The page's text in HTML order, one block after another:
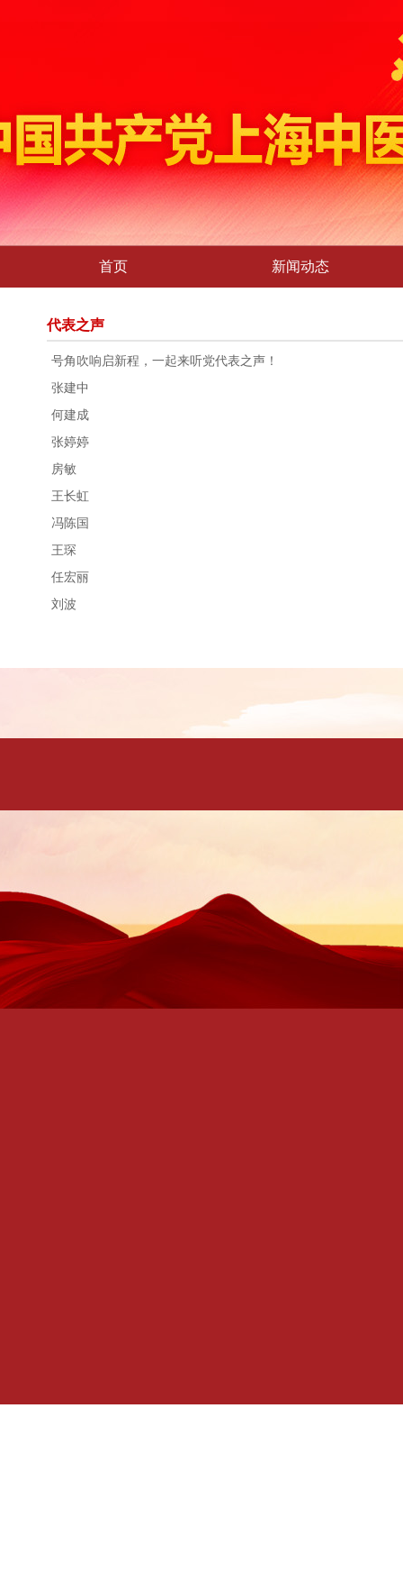
首页 新闻动态
代表之声
号角吹响启新程，一起来听党代表之声！
张建中
何建成
张婷婷
房敏
王长虹
冯陈国
王琛
任宏丽
刘波